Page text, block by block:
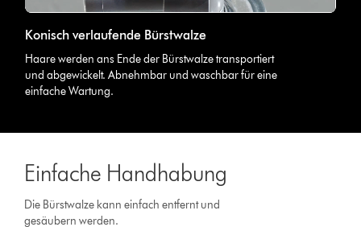
Konisch verlaufende Bürstwalze
Haare werden ans Ende der Bürstwalze transportiert
und abgewickelt. Abnehmbar und waschbar für eine
einfache Wartung.
Einfache Handhabung
Die Bürstwalze kann einfach entfernt und
gesäubern werden.